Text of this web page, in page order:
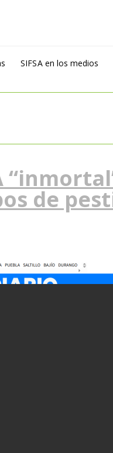
SIFSA en los medios
de